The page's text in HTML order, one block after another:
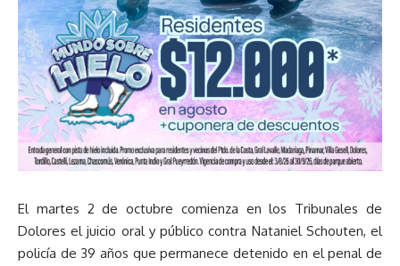
El martes 2 de octubre comienza en los Tribunales de
Dolores el juicio oral y público contra Nataniel Schouten, el
policía de 39 años que permanece detenido en el penal de